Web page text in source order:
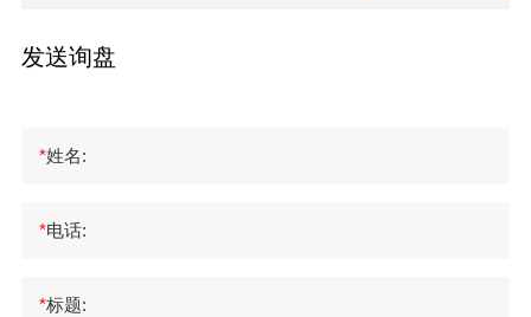
发送询盘
*姓名:
*电话:
*标题: